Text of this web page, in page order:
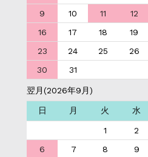
9
10 11 12
16
17 18 19
23
24 25 26
30
31
翌月(2026年9月)
日 月 火 水
1 2
6
7 8 9